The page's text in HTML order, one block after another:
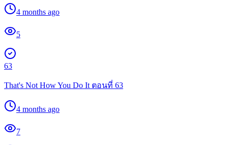
4 months ago
5
63
That's Not How You Do It ตอนที่ 63
4 months ago
7